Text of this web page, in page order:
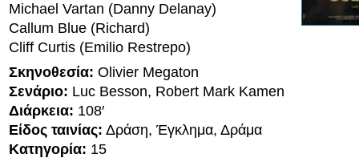
Michael Vartan (Danny Delanay)
Callum Blue (Richard)
Cliff Curtis (Emilio Restrepo)
Σκηνοθεσία: Olivier Megaton
Σενάριο: Luc Besson, Robert Mark Kamen
Διάρκεια: 108′
Είδος ταινίας: Δράση, Έγκλημα, Δράμα
Κατηγορία: 15